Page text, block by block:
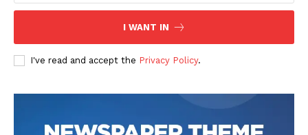
I WANT IN
I've read and accept the Privacy Policy.